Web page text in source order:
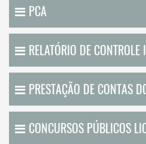
PCA
RELATÓRIO DE CONTROLE
PRESTAÇÃO DE CONTAS
CONCURSOS PÚBLICOS